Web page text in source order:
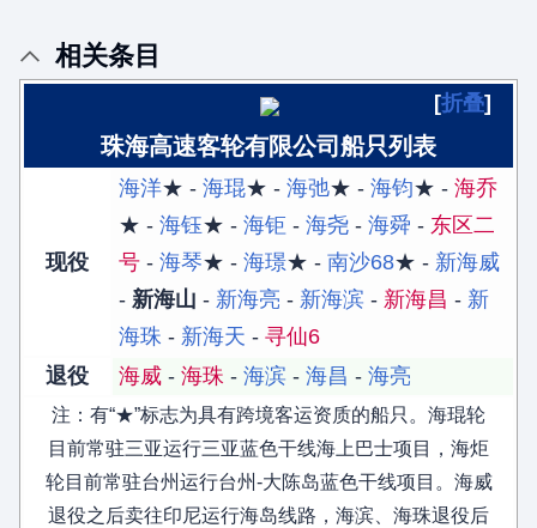
相关条目
折叠
珠海高速客轮有限公司船只列表
现役
海洋★ - 海琨★ - 海弛★ - 海钧★ - 海乔
★ - 海钰★ - 海钜 - 海尧- 海舜 - 东区二
号- 海琴★ - 海璟★ - 南沙68★ - 新海威
- 新海山 - 新海亮 - 新海滨 - 新海昌 - 新
海珠 - 新海天 - 寻仙6
退役
海威- 海珠 - 海滨 - 海昌 - 海亮
注：有“★”标志为具有跨境客运资质的船只。海琨轮
目前常驻三亚运行三亚蓝色干线海上巴士项目，海炬
轮目前常驻台州运行台州-大陈岛蓝色干线项目。海威
退役之后卖往印尼运行海岛线路，海滨、海珠退役后